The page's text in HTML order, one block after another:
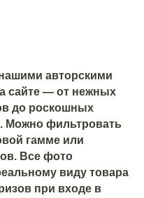
авторскими
сайте — от нежных
до роскошных
Можно фильтровать
гамме или
Все фото
виду товара
при входе в